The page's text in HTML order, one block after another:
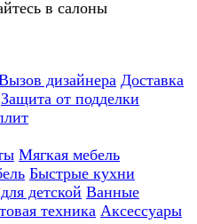
в салоны
дизайнера Доставка
Защита от подделки
Мягкая мебель
Быстрые кухни
детской Ванные
техника Аксессуары